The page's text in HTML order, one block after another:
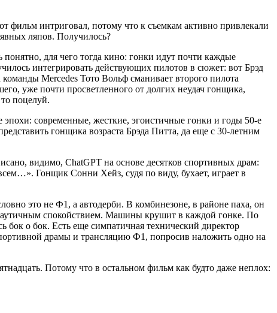
фильм интриговал, потому что к съемкам активно привлекали
ляпов. Получилось?
для чего тогда кино: гонки идут почти каждые
интегрировать действующих пилотов в сюжет: вот Брэд
Mercedes Тото Вольф сманивает второго пилота
уже почти просветленного от долгих неудач гонщика,
поцелуй.
современные, жесткие, эгоистичные гонки и годы 50-е
гонщика возраста Брэда Питта, да еще с 30-летним
видимо, ChatGPT на основе десятков спортивных драм:
Гонщик Сонни Хейз, судя по виду, бухает, играет в
это не Ф1, а автодерби. В комбинезоне, в районе паха, он
аутичным спокойствием. Машины крушит в каждой гонке. По
бок о бок. Есть еще симпатичная технический директор
драмы и трансляцию Ф1, попросив наложить одно на
Потому что в остальном фильм как будто даже неплох: